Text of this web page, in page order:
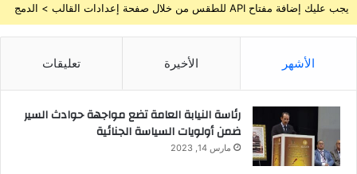
يجب عليك إضافة مفتاح API للطقس من خلال صفحة إعدادات القالب > الدمج
الأشهر الأخيرة تعليقات
رئاسة النيابة العامة تضع مواجهة حوادث السير
ضمن أولويات السياسة الجنائية
مارس 14, 2023